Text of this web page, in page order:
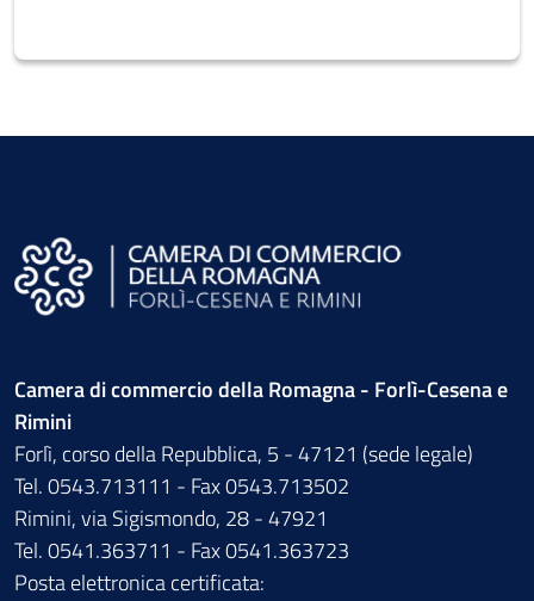
Camera di commercio della Romagna - Forlì-Cesena e
Rimini
Forlì, corso della Repubblica, 5 - 47121 (sede legale)
Tel. 0543.713111 - Fax 0543.713502
Rimini, via Sigismondo, 28 - 47921
Tel. 0541.363711 - Fax 0541.363723
Posta elettronica certificata: